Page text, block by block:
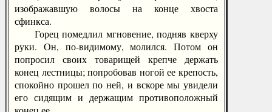
изображавшую волосы на конце хвоста
сфинкса.
Горец помедлил мгновение, подняв кверху
руки. Он, по-видимому, молился. Потом он
попросил своих товарищей крепче держать
конец лестницы; попробовав ногой ее крепость,
спокойно прошел по ней, и вскоре мы увидели
его сидящим и держащим противоположный